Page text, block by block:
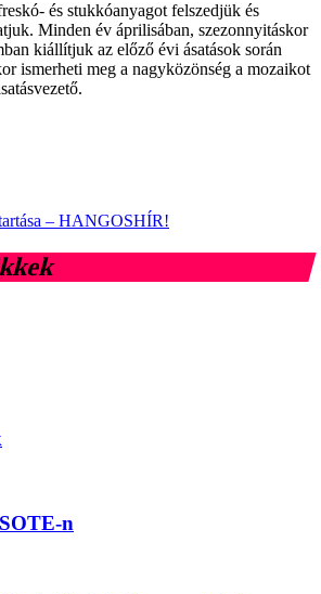
és stukkóanyagot felszedjük és
Minden év áprilisában, szezonnyitáskor
kiállítjuk az előző évi ásatások során
ismerheti meg a nagyközönség a mozaikot
– HANGOSHÍR!
n